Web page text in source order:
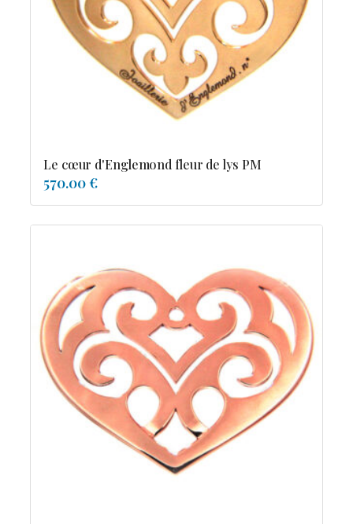
Resile
Reve-asie
Reve-de-pagode
Suspension et frissons
Diamants
Emeraude
Pierres de couleur
Saphir
rubis
saphir de couleur
tanzanite
tourmaline
Le cœur d'Englemond fleur de lys PM
570.00 €